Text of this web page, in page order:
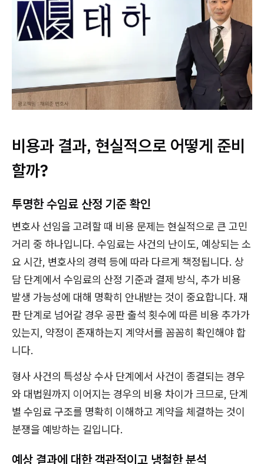
비용과 결과, 현실적으로 어떻게 준비
할까?
투명한 수임료 산정 기준 확인
변호사 선임을 고려할 때 비용 문제는 현실적으로 큰 고민
거리 중 하나입니다. 수임료는 사건의 난이도, 예상되는 소
요 시간, 변호사의 경력 등에 따라 다르게 책정됩니다. 상
담 단계에서 수임료의 산정 기준과 결제 방식, 추가 비용
발생 가능성에 대해 명확히 안내받는 것이 중요합니다. 재
판 단계로 넘어갈 경우 공판 출석 횟수에 따른 비용 추가가
있는지, 약정이 존재하는지 계약서를 꼼꼼히 확인해야 합
니다.
형사 사건의 특성상 수사 단계에서 사건이 종결되는 경우
와 대법원까지 이어지는 경우의 비용 차이가 크므로, 단계
별 수임료 구조를 명확히 이해하고 계약을 체결하는 것이
분쟁을 예방하는 길입니다.
예상 결과에 대한 객관적이고 냉철한 분석